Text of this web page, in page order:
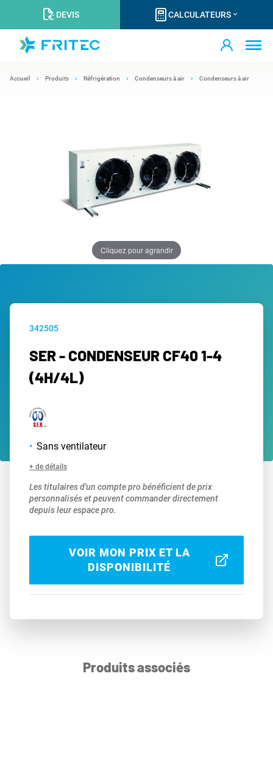
DEVIS CALCULATEURS
Accueil Produits Réfrigération Condenseurs à air Condenseurs à air
Cliquez pour agrandir
342505
SER - CONDENSEUR CF40 1-4
(4H/4L)
Sans ventilateur
+ de détails
Les titulaires d'un compte pro bénéficient de prix
personnalisés et peuvent commander directement
depuis leur espace pro.
VOIR MON PRIX ET LA
DISPONIBILITÉ
Produits associés